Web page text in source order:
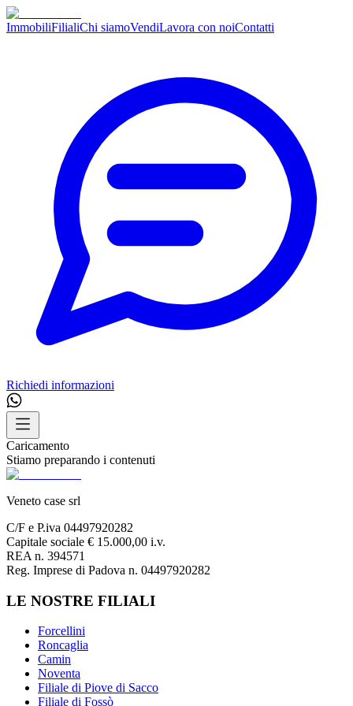
ImmobiliFilialiChi siamoVendiLavora con noiContatti
Richiedi informazioni
Caricamento
Stiamo preparando i contenuti
Veneto case srl
C/F e P.iva 04497920282
Capitale sociale € 15.000,00 i.v.
REA n. 394571
Reg. Imprese di Padova n. 04497920282
LE NOSTRE FILIALI
Forcellini
Roncaglia
Camin
Noventa
Filiale di Piove di Sacco
Filiale di Fossò